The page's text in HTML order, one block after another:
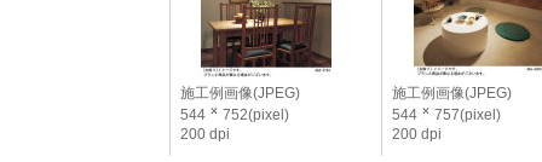
施工例画像(JPEG)
544
752(pixel)
200 dpi
施工例画像(JPEG)
544
757(pixel)
200 dpi